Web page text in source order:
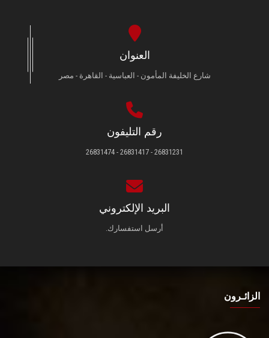
العنوان
شارع الخليفة المأمون - العباسية - القاهرة - مصر
رقم التليفون
26831231 - 26831417 - 26831474
البريد الإلكتروني
أرسل استفسارك.
الزائـرون